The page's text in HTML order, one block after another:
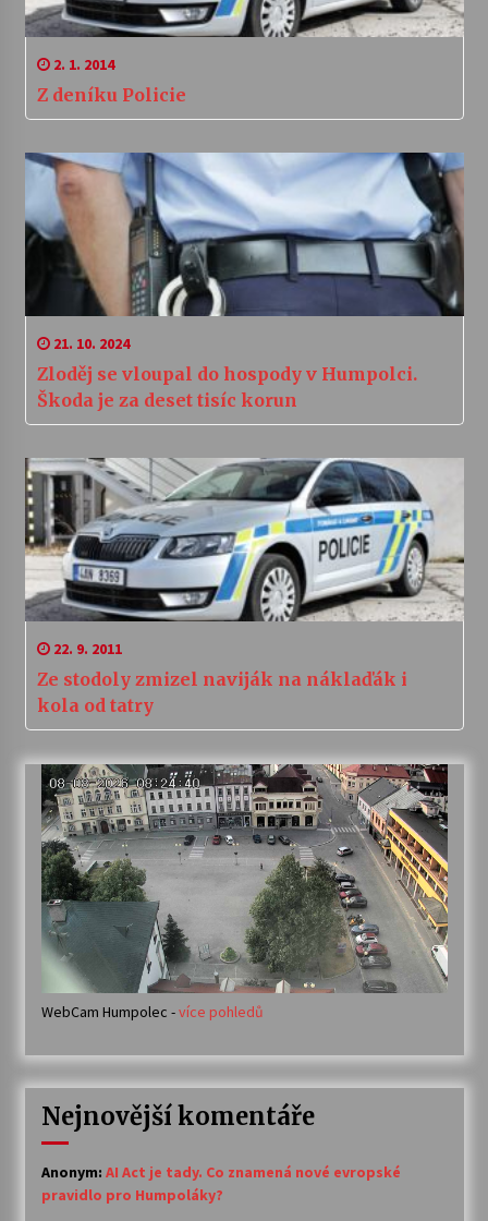
2. 1. 2014
Z deníku Policie
21. 10. 2024
Zloděj se vloupal do hospody v Humpolci.
Škoda je za deset tisíc korun
22. 9. 2011
Ze stodoly zmizel naviják na náklaďák i
kola od tatry
WebCam Humpolec -více pohledů
Nejnovější komentáře
Anonym: AI Act je tady. Co znamená nové evropské
pravidlo pro Humpoláky?